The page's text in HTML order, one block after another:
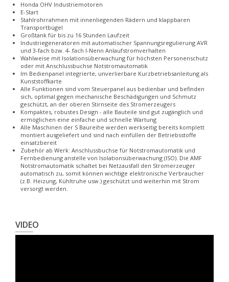
Honda OHV Industriemotoren
E-Start
Stahlrohrrahmen mit innenliegenden Rädern und klappbaren
Transportbügel
Großtank für bis zu 16 Stunden Laufzeit
Industriegeneratoren mit automatischer Spannungsregulierung AVR
und 3-fach bzw. 4-.fach I-Nenn Anlaufstromverhalten
Wahlweise mit Isolationsüberwachung für höchsten Personenschutz
oder mit Anschlussbuchse Notstromautomatik
Im Bedienpanel integrierte, unverlierbare Kurzbetriebsanleitung als
Kunststoffkarte
Alle Funktionen sind vom Steuerpanel aus bedienbar und befinden
sich, optimal gegen mechanische Beschädigungen und Schmutz
geschützt, an der oberen Stirnseite des Stromerzeugers
Kompaktes, robustes Design - alle Bauteile sind gut zugänglich und
ermöglichen eine einfache und schnelle Wartung
Alle Maschinen der S Baureihe werden werkseitig bereits komplett
montiert ausgeliefert und sind nach einfüllen der Betriebsstoffe
einsatzbereit
Zubehör ab Werk: Anschlussbuchse für Notstromautomatik und
Fernbedienung anstelle von Isolationsüberwachung (ISO). Die AMF
Notstromautomatik schaltet bei Netzausfall den Stromerzeuger
automatisch zu, somit können wichtige elektronische Verbraucher
(z.B. Heizung, Kühltruhe usw.) geschützt und weiterhin mit Strom
versorgt werden.
VIDEO